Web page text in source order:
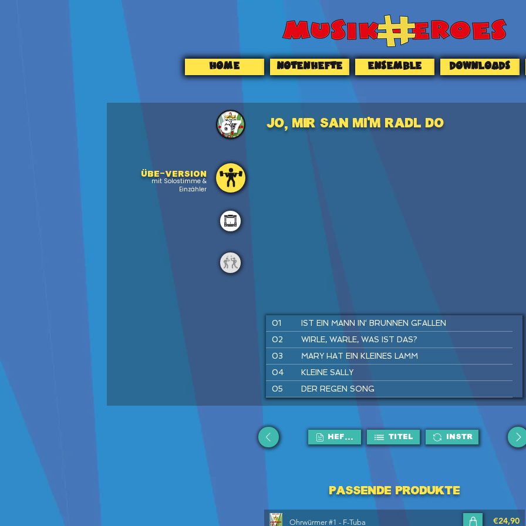
HOME NOTENHEFTE ENSEMBLE DOWNLOADS
67 JO, MIR SAN MI‘M RADL DO
Übe-version
mit Solostimme &
Einzähler
01
IST EIN MANN IN‘ BRUNNEN GFALLEN
02
WIRLE, WARLE, WAS IST DAS?
03
MARY HAT EIN KLEINES LAMM
04
KLEINE SALLY
05
DER REGEN SONG
06
SUPERHELDEN SPIELEN
08
FLUGHAFEN REGGAE
KUCKUCK
HEFTE Titel Instr
Passende Produkte
Ohrwürmer #1 - F-Tuba €24,90